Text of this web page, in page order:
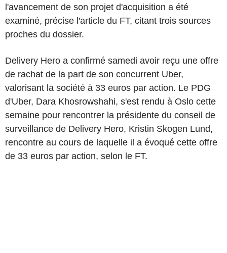
l'avancement de son projet d'acquisition a été
examiné, précise l'article du FT, citant trois sources
proches du dossier.
Delivery Hero a confirmé samedi avoir reçu une offre
de rachat de la part de son concurrent Uber,
valorisant la société à 33 euros par action. Le PDG
d'Uber, Dara Khosrowshahi, s'est rendu à Oslo cette
semaine pour rencontrer la présidente du conseil de
surveillance de Delivery Hero, Kristin Skogen Lund,
rencontre au cours de laquelle il a évoqué cette offre
de 33 euros par action, selon le FT.